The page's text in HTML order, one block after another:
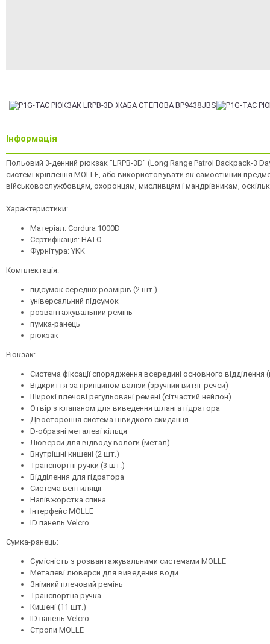
Інформація
Польовий 3-денний рюкзак "LRPB-3D" (Long Range Patrol Backpack-3
системі кріплення MOLLE, або використовувати як самостійний
військовослужбовцям, охоронцям, мисливцям і мандрівникам,
Характеристики:
Матеріал: Cordura 1000D
Сертифікація: НАТО
Фурнітура: YKK
Комплектація:
підсумок середніх розмірів (2 шт.)
універсальний підсумок
розвантажувальний ремінь
пумка-ранець
рюкзак
Рюкзак:
Система фіксації спорядження всередині основного відділення
Відкриття за принципом валізи (зручний витяг речей)
Широкі плечові регульовані ремені (сітчастий нейлон)
Отвір з клапаном для виведення шланга гідратора
Двостороння система швидкого скидання
D-образні металеві кільця
Люверси для відводу вологи (метал)
Внутрішні кишені (2 шт.)
Транспортні ручки (3 шт.)
Відділення для гідратора
Система вентиляції
Напівжорстка спина
Інтерфейс MOLLE
ID панель Velcro
Сумка-ранець:
Сумісність з розвантажувальними системами MOLLE
Металеві люверси для виведення води
Знімний плечовий ремінь
Транспортна ручка
Кишені (11 шт.)
ID панель Velcro
Стропи MOLLE